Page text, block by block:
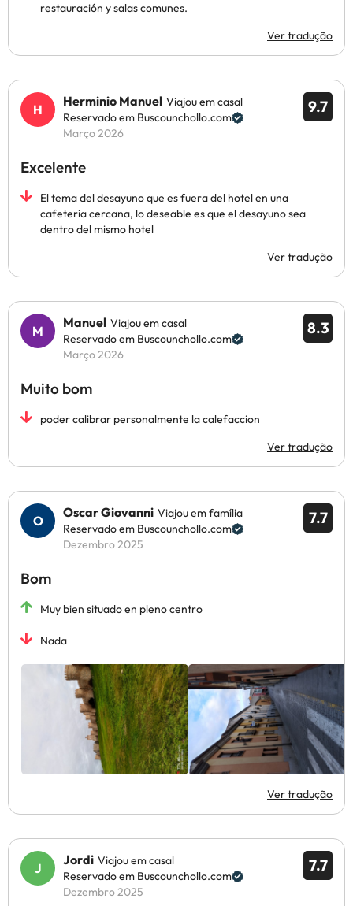
restauración y salas comunes.
Ver tradução
9.7
Herminio Manuel Viajou em casal
Reservado em Buscounchollo.com
Março 2026
Excelente
El tema del desayuno que es fuera del hotel en una
cafeteria cercana, lo deseable es que el desayuno sea
dentro del mismo hotel
Ver tradução
8.3
Manuel Viajou em casal
Reservado em Buscounchollo.com
Março 2026
Muito bom
poder calibrar personalmente la calefaccion
Ver tradução
7.7
Oscar Giovanni Viajou em família
Reservado em Buscounchollo.com
Dezembro 2025
Bom
Muy bien situado en pleno centro
Nada
Ver tradução
7.7
Jordi Viajou em casal
Reservado em Buscounchollo.com
Dezembro 2025